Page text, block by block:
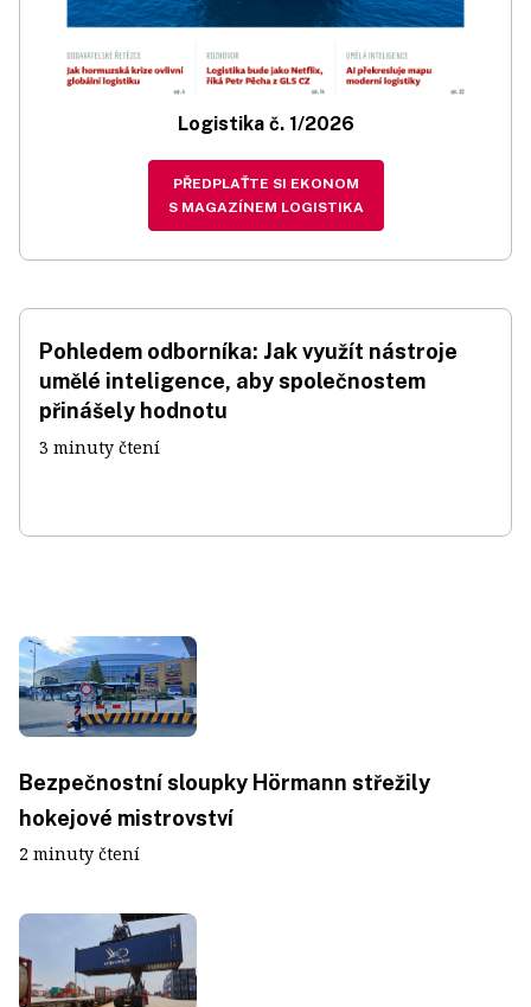
Logistika č. 1/2026
PŘEDPLAŤTE SI EKONOM
S MAGAZÍNEM LOGISTIKA
Pohledem odborníka: Jak využít nástroje
umělé inteligence, aby společnostem
přinášely hodnotu
3 minuty čtení
Bezpečnostní sloupky Hörmann střežily
hokejové mistrovství
2 minuty čtení